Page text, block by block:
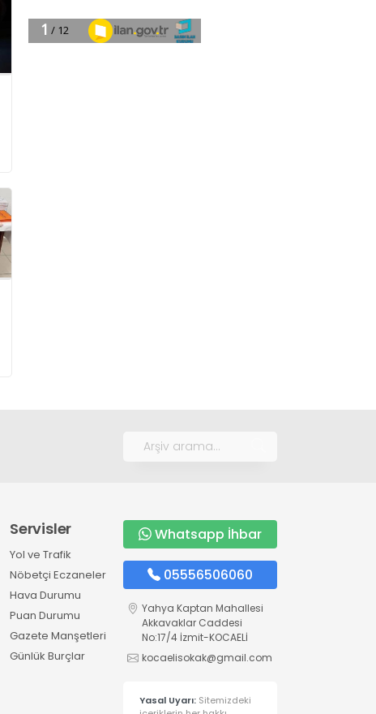
Servisler
Yol ve Trafik
Nöbetçi Eczaneler
Hava Durumu
Puan Durumu
Gazete Manşetleri
Günlük Burçlar
Whatsapp İhbar
05556506060
Yahya Kaptan Mahallesi
Akkavaklar Caddesi
No:17/4 İzmit-KOCAELİ
kocaelisokak@gmail.com
Yasal Uyarı: Sitemizdeki